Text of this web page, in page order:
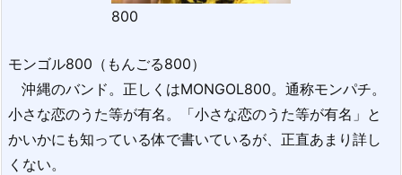
800
モンゴル800（もんごる800）
沖縄のバンド。正しくはMONGOL800。通称モンパチ。
小さな恋のうた等が有名。「小さな恋のうた等が有名」と
かいかにも知っている体で書いているが、正直あまり詳し
くない。